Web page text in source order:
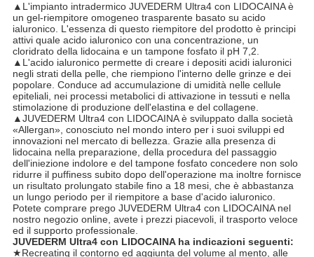
▲L'impianto intradermico JUVEDERM Ultra4 con LIDOCAINA è
un gel-riempitore omogeneo trasparente basato su acido
ialuronico. L'essenza di questo riempitore del prodotto è principi
attivi quale acido ialuronico con una concentrazione, un
cloridrato della lidocaina e un tampone fosfato il pH 7,2.
▲ L'acido ialuronico permette di creare i depositi acidi ialuronici
negli strati della pelle, che riempiono l'interno delle grinze e dei
popolare. Conduce ad accumulazione di umidità nelle cellule
epiteliali, nei processi metabolici di attivazione in tessuti e nella
stimolazione di produzione dell'elastina e del collagene.
▲JUVEDERM Ultra4 con LIDOCAINA è sviluppato dalla società
«Allergan», conosciuto nel mondo intero per i suoi sviluppi ed
innovazioni nel mercato di bellezza. Grazie alla presenza di
lidocaina nella preparazione, della procedura del passaggio
dell'iniezione indolore e del tampone fosfato concedere non solo
ridurre il puffiness subito dopo dell'operazione ma inoltre fornisce
un risultato prolungato stabile fino a 18 mesi, che è abbastanza
un lungo periodo per il riempitore a base d'acido ialuronico.
Potete comprare prego JUVEDERM Ultra4 con LIDOCAINA nel
nostro negozio online, avete i prezzi piacevoli, il trasporto veloce
ed il supporto professionale.
JUVEDERM Ultra4 con LIDOCAINA ha indicazioni seguenti:
★Recreating il contorno ed aggiunta del volume al mento, alle